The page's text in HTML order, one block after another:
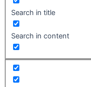
Search in title
Search in content